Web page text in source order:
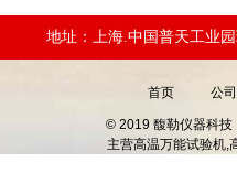
地址：上海.中国普天工业
首页 公
© 2019 馥勒仪器科技
主营高温万能试验机,